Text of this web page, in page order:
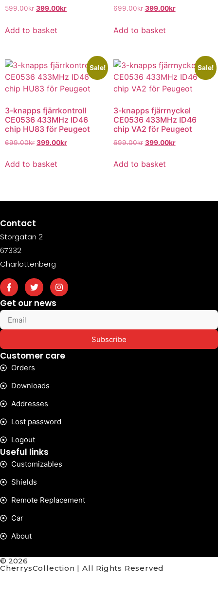
599.00kr 399.00kr
Add to basket
699.00kr 399.00kr
Add to basket
Sale!
3-knapps fjärrkontroll
CE0536 433MHz ID46
chip HU83 för Peugeot
699.00kr 399.00kr
Add to basket
Sale!
3-knapps fjärrnyckel
CE0536 433MHz ID46
chip VA2 för Peugeot
699.00kr 399.00kr
Add to basket
Contact
Storgatan 2
67332
Charlottenberg
Get our news
Subscribe
Customer care
Orders
Downloads
Addresses
Lost password
Logout
Useful links
Customizables
Shields
Remote Replacement
Car
About
© 2026
CherrysCollection | All Rights Reserved